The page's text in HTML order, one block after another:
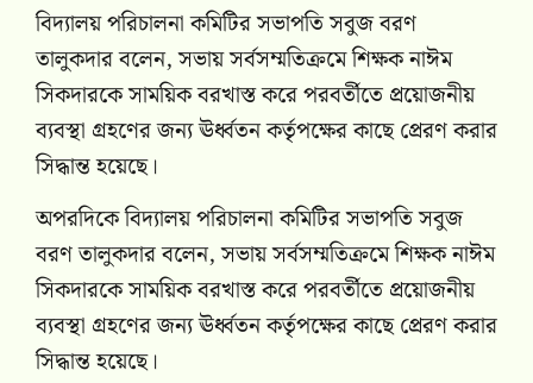
বিদ্যালয় পরিচালনা কমিটির সভাপতি সবুজ বরণ
তালুকদার বলেন, সভায় সর্বসম্মতিক্রমে শিক্ষক নাঈম
সিকদারকে সাময়িক বরখাস্ত করে পরবর্তীতে প্রয়োজনীয়
ব্যবস্থা গ্রহণের জন্য ঊর্ধ্বতন কর্তৃপক্ষের কাছে প্রেরণ করার
সিদ্ধান্ত হয়েছে।
অপরদিকে বিদ্যালয় পরিচালনা কমিটির সভাপতি সবুজ
বরণ তালুকদার বলেন, সভায় সর্বসম্মতিক্রমে শিক্ষক নাঈম
সিকদারকে সাময়িক বরখাস্ত করে পরবর্তীতে প্রয়োজনীয়
ব্যবস্থা গ্রহণের জন্য ঊর্ধ্বতন কর্তৃপক্ষের কাছে প্রেরণ করার
সিদ্ধান্ত হয়েছে।